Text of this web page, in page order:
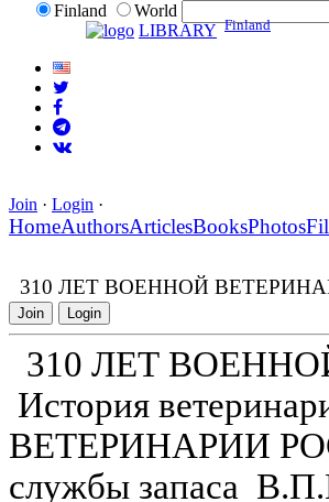
Finland
World
LIBRARY Finland
Join · Login ·
HomeAuthorsArticlesBooksPhotos
310 ЛЕТ ВОЕННОЙ
Join Login
310 ЛЕТ
История
ВЕТЕРИНАРИИ
службы запаса